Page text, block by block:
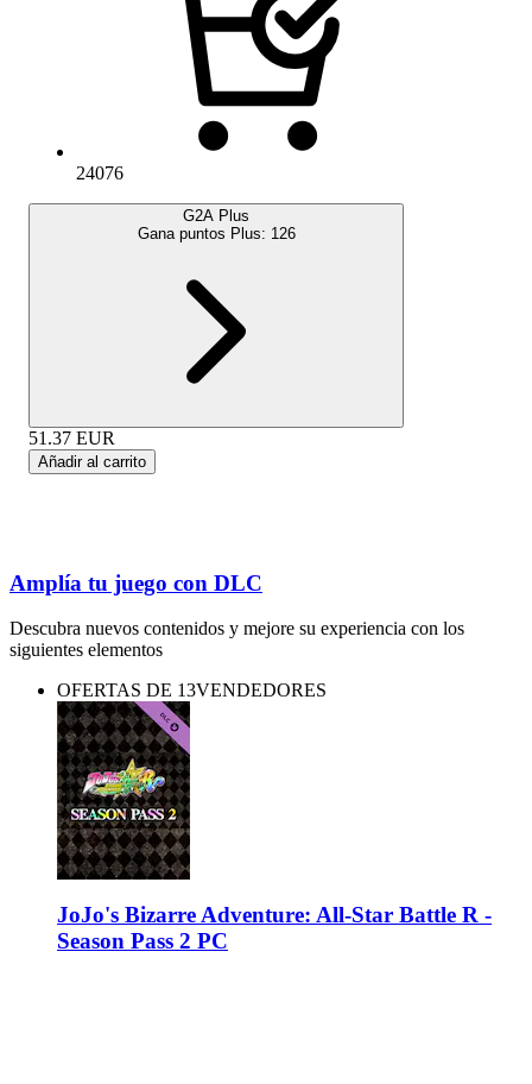
24076
G2A Plus
Gana puntos Plus: 126
51.37 EUR
Añadir al carrito
Amplía tu juego con DLC
Descubra nuevos contenidos y mejore su experiencia con los
siguientes elementos
OFERTAS DE 13VENDEDORES
JoJo's Bizarre Adventure: All-Star Battle R -
Season Pass 2 PC